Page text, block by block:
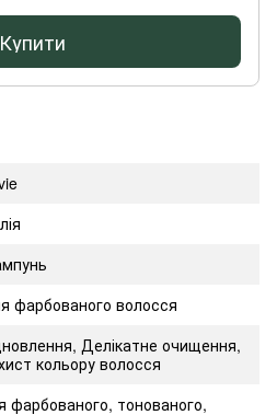
Купити
фарбованого волосся
, Делікатне очищення,
кольору волосся
фарбованого, тонованого,